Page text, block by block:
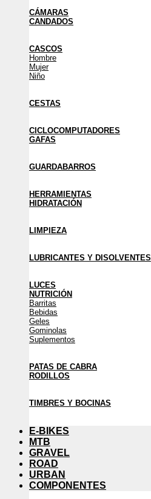
CÁMARAS
CANDADOS
CASCOS
Hombre
Mujer
Niño
CESTAS
CICLOCOMPUTADORES
GAFAS
GUARDABARROS
HERRAMIENTAS
HIDRATACIÓN
LIMPIEZA
LUBRICANTES Y DISOLVENTES
LUCES
NUTRICIÓN
Barritas
Bebidas
Geles
Gominolas
Suplementos
PATAS DE CABRA
RODILLOS
TIMBRES Y BOCINAS
E-BIKES
MTB
GRAVEL
ROAD
URBAN
COMPONENTES